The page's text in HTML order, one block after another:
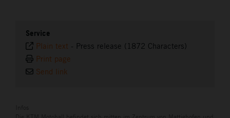
Service
Plain text - Press release (1872 Characters)
Print page
Send link